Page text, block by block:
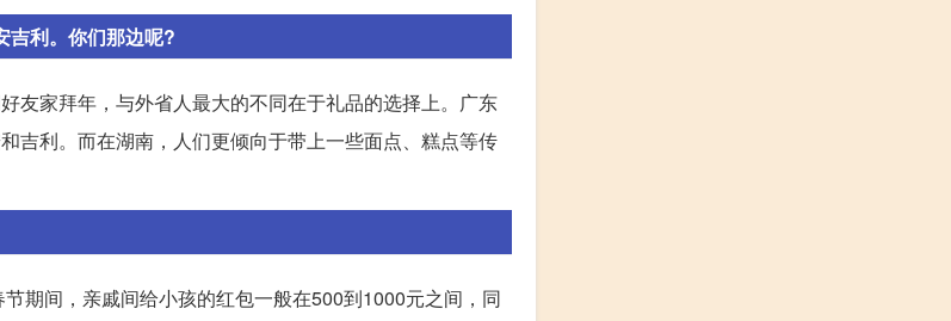
吉利。你们那边呢?
友家拜年，与外省人最大的不同在于礼品的选择上。广东
吉利。而在湖南，人们更倾向于带上一些面点、糕点等传
期间，亲戚间给小孩的红包一般在500到1000元之间，同